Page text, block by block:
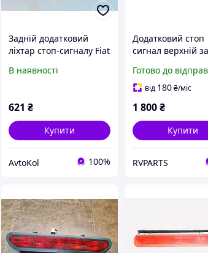
Задній додатковий
ліхтар стоп-сигналу Fiat
Expert, Citroen Jumpy
В наявності
621 ₴
Купити
AvtoKol 100%
Додатковий стоп
сигнал верхній
51925086
Готово до
від 180 ₴/міс
1 800 ₴
Купити
RVPARTS